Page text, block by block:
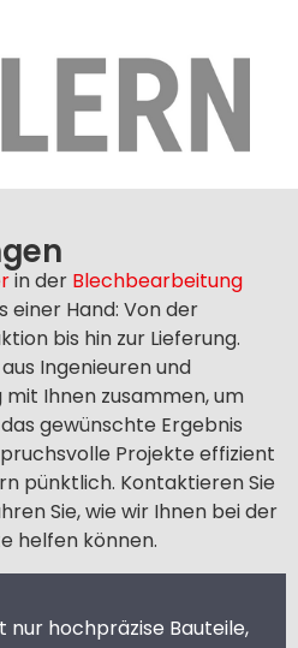
in der Blechbearbeitung
einer Hand: Von der
bis hin zur Lieferung.
Ingenieuren und
Ihnen zusammen, um
gewünschte Ergebnis
Projekte effizient
pünktlich. Kontaktieren Sie
Sie, wie wir Ihnen bei der
helfen können.
nur hochpräzise Bauteile,